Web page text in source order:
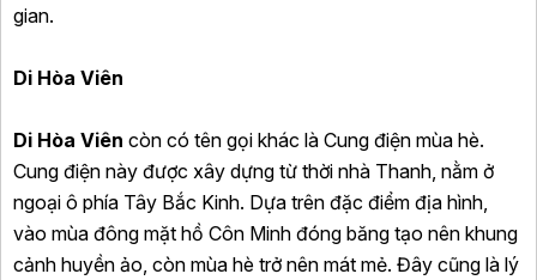
gian.
Di Hòa Viên
Di Hòa Viên còn có tên gọi khác là Cung điện mùa hè.
Cung điện này được xây dựng từ thời nhà Thanh, nằm ở
ngoại ô phía Tây Bắc Kinh. Dựa trên đặc điểm địa hình,
vào mùa đông mặt hồ Côn Minh đóng băng tạo nên khung
cảnh huyền ảo, còn mùa hè trở nên mát mẻ. Đây cũng là lý